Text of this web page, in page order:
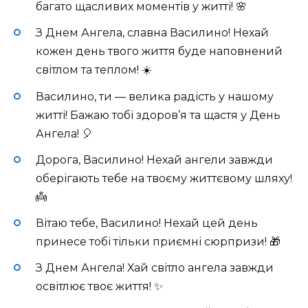
багато щасливих моментів у житті! 🌸
З Днем Ангела, славна Василино! Нехай
кожен день твого життя буде наповнений
світлом та теплом! ☀️
Василино, ти — велика радість у нашому
житті! Бажаю тобі здоров’я та щастя у День
Ангела! 🎈
Дорога, Василино! Нехай ангели завжди
оберігають тебе на твоєму життєвому шляху!
👼
Вітаю тебе, Василино! Нехай цей день
принесе тобі тільки приємні сюрпризи! 🎁
З Днем Ангела! Хай світло ангела завжди
освітлює твоє життя! ✨